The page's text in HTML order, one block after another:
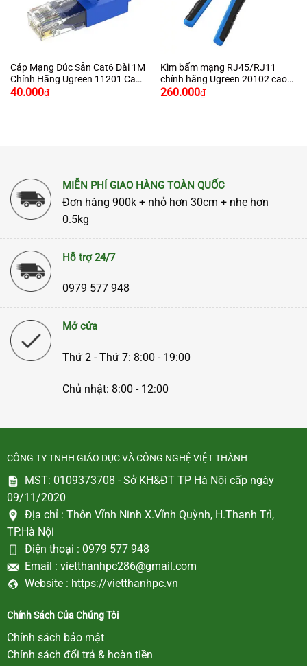
Cáp Mạng Đúc Sẵn Cat6 Dài 1M
Chính Hãng Ugreen 11201 Cao
Cấp
40.000₫
Kìm bấm mạng RJ45/RJ11
chính hãng Ugreen 20102 cao
cấp màu xanh đen
260.000₫
MIỄN PHÍ GIAO HÀNG TOÀN QUỐC
Đơn hàng 900k + nhỏ hơn 30cm + nhẹ hơn
0.5kg
Hỗ trợ 24/7
0979 577 948
Mở cửa
Thứ 2 - Thứ 7: 8:00 - 19:00
Chủ nhật: 8:00 - 12:00
CÔNG TY TNHH GIÁO DỤC VÀ CÔNG NGHỆ VIỆT THÀNH
MST: 0109373708 - Sở KH&ĐT TP Hà Nội cấp ngày
09/11/2020
Địa chỉ : Thôn Vĩnh Ninh X.Vĩnh Quỳnh, H.Thanh Trì,
TP.Hà Nội
Điện thoại : 0979 577 948
Email : vietthanhpc286@gmail.com
Website : https://vietthanhpc.vn
Chính Sách Của Chúng Tôi
Chính sách bảo mật
Chính sách đổi trả & hoàn tiền